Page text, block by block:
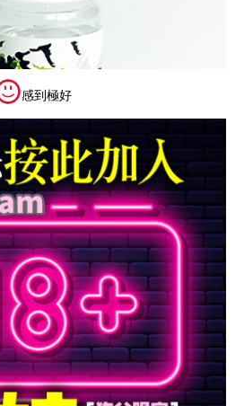
感到極好